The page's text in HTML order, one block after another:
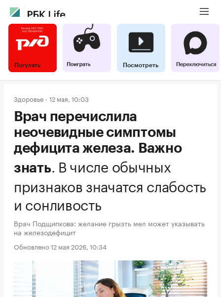
Погулять Посмотреть
Здоровье 12 мая, 10:03
Врач перечислила
неочевидные симптомы
дефицита железа. Важно
знать. В числе обычных
признаков значатся слабость
и сонливость
Врач Подщипкова: желание грызть мел может указывать
на железодефицит
Обновлено 12 мая 2026, 10:34